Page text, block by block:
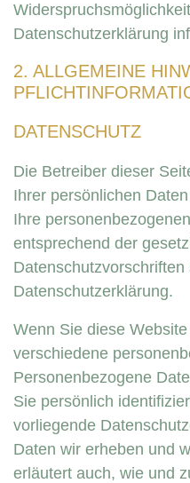
Datenschutzerklärung
2. ALLGEMEINE
DATENSCHUTZ
Die Betreiber dieser
Ihrer persönlichen
Ihre
entsprechend der
Datenschutzvorschriften
Datenschutzerklärung.
Wenn Sie diese
verschiedene
Personenbezogene
Sie persönlich
vorliegende
Daten wir erheben und
erläutert auch, wie und